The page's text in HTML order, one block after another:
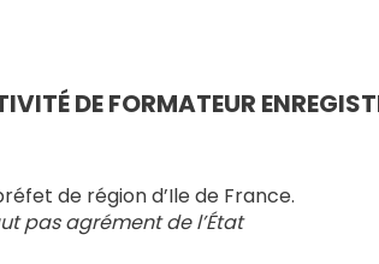
DE FORMATEUR
de région d’Ile de France.
pas agrément de l’État